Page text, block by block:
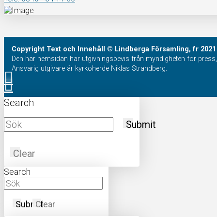
Copyright Text och Innehåll
© Lindberga Församling, fr 2021
Den här hemsidan har utgivningsbevis från myndigheten för
Ansvarig utgivare är kyrkoherde Niklas Strandberg.
Search
Submit
Clear
Search
SubmitClear